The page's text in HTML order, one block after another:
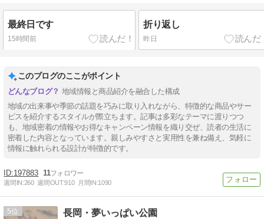
最終日です
15時間前
折り返し
昨日
このブログのここがポイント
地域情報と商品紹介を融合した構成
地域の出来事や季節の話題を巧みに取り入れながら、特徴的な商品やサー
ビスを紹介するスタイルが際立ちます。記事は多彩なテーマに渡りつつ
も、地域密着の情報やお得なキャンペーン情報を織り交ぜ、読者の生活に
密着した内容となっています。親しみやすさと実用性を兼ね備え、気軽に
情報に触れられる設計が特徴的です。
197883 11
週間IN:260 週間OUT:910 月間IN:1090
5 長岡・夢いっぱい公園